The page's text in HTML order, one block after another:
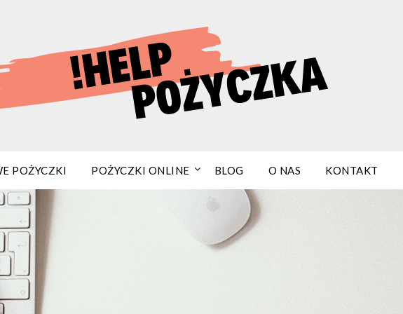
POŻYCZKI POŻYCZKI ONLINE BLOG O NAS KONTAKT